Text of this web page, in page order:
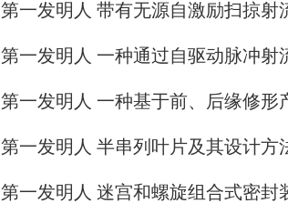
第一发明人 带有无源自激励扫掠射
第一发明人 一种通过自驱动脉冲射
第一发明人 一种基于前、后缘修形
第一发明人 半串列叶片及其设计方
第一发明人 迷宫和螺旋组合式密封